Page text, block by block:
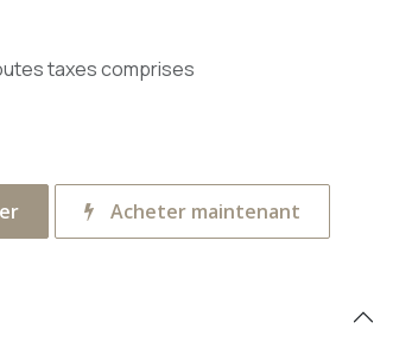
taxes comprises
Acheter maintenant